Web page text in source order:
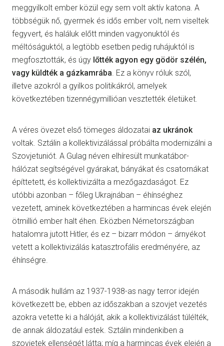
meggyilkolt ember közül egy sem volt aktív katona. A
többségük nő, gyermek és idős ember volt, nem viseltek
fegyvert, és haláluk előtt minden vagyonuktól és
méltóságuktól, a legtöbb esetben pedig ruhájuktól is
megfosztották, és úgy lőtték agyon egy gödör szélén,
vagy küldték a gázkamrába . Ez a könyv róluk szól,
illetve azokról a gyilkos politikákról, amelyek
következtében tizennégymillióan vesztették életüket.
A véres övezet első tömeges áldozatai az ukránok
voltak. Sztálin a kollektivizálással próbálta modernizálni a
Szovjetuniót. A Gulag néven elhíresült munkatábor-
hálózat segítségével gyárakat, bányákat és csatornákat
építtetett, és kollektivizálta a mezőgazdaságot. Ez
utóbbi azonban – főleg Ukrajnában – éhínséghez
vezetett, aminek következtében a harmincas évek elején
ötmillió ember halt éhen. Eközben Németországban
hatalomra jutott Hitler, és ez – bizarr módon – árnyékot
vetett a kollektivizálás katasztrofális eredményére, az
éhínségre.
A második hullám az 1937-1938-as nagy terror idején
következett be, ebben az időszakban a szovjet vezetés
azokra vetette ki a hálóját, akik a kollektivizálást túlélték,
de annak áldozatául estek. Sztálin mindenkiben a
szovjetek ellenségét látta; míg a harmincas évek elején a